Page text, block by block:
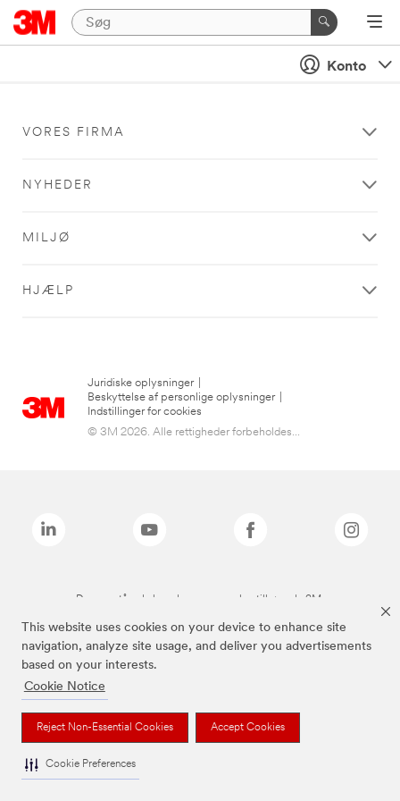
This website uses cookies on your device to enhance site
navigation, analyze site usage, and deliver you advertisements
based on your interests.
Cookie Notice
Reject Non-Essential Cookies Accept Cookies
Cookie Preferences
Konto
VORES FIRMA
NYHEDER
MILJØ
HJÆLP
Juridiske oplysninger
Beskyttelse af personlige oplysninger
Indstillinger for cookies
© 3M 2026. Alle rettigheder forbeholdes...
De ovenstående brands er varemærker tilhørende 3M.